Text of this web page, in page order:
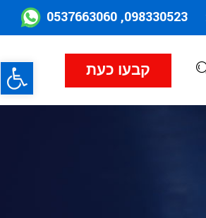
098330523, 0537663060
קבעו כעת